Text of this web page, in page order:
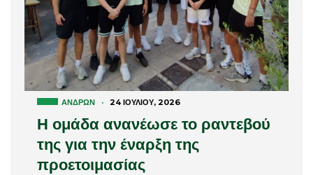
ΑΝΔΡΏΝ · 24 ΙΟΥΛΊΟΥ, 2026
Η ομάδα ανανέωσε το ραντεβού
της για την έναρξη της
προετοιμασίας